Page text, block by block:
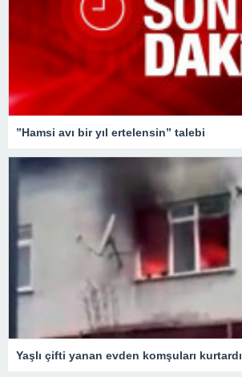
”Hamsi avı bir yıl ertelensin” talebi
Yaşlı çifti yanan evden komşuları kurtardı